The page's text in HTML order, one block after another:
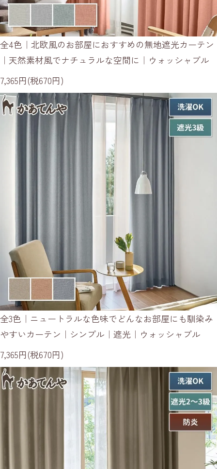
全4色｜北欧風のお部屋におすすめの無地遮光カーテン
｜天然素材風でナチュラルな空間に｜ウォッシャブル
7,365円(税670円)
全3色｜ニュートラルな色味でどんなお部屋にも馴染み
やすいカーテン｜シンプル｜遮光｜ウォッシャブル
7,365円(税670円)